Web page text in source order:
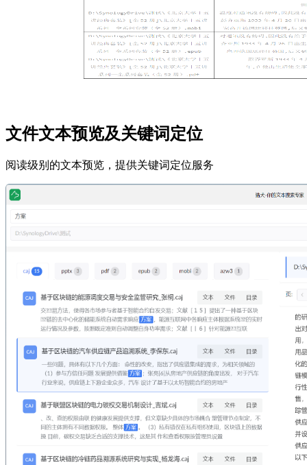
文件文本预览及关键词定位
阅读级别的文本预览，提供关键词定位服务